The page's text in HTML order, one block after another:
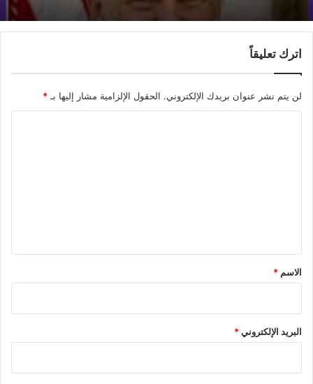
اترك تعليقاً
لن يتم نشر عنوان بريدك الإلكتروني. الحقول الإلزامية مشار إليها بـ *
*
الاسم *
البريد الإلكتروني*